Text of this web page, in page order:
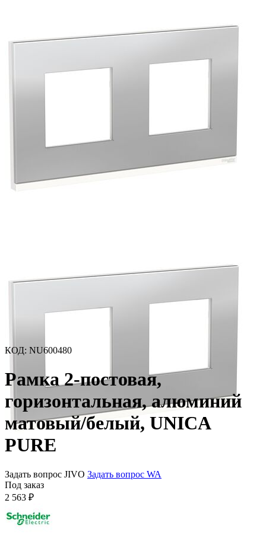
КОД: NU600480
Рамка 2-постовая,
горизонтальная, алюминий
матовый/белый, UNICA
PURE
Задать вопрос JIVO Задать вопрос WA
Под заказ
2 563 ₽